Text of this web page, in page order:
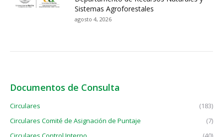
Sistemas Agroforestales
agosto 4, 2026
Documentos de Consulta
Circulares
(183)
Circulares Comité de Asignación de Puntaje
(7)